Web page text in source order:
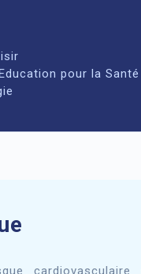
pour la Santé